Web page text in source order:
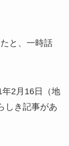
と、一時話
2月16日（地
しき記事があ